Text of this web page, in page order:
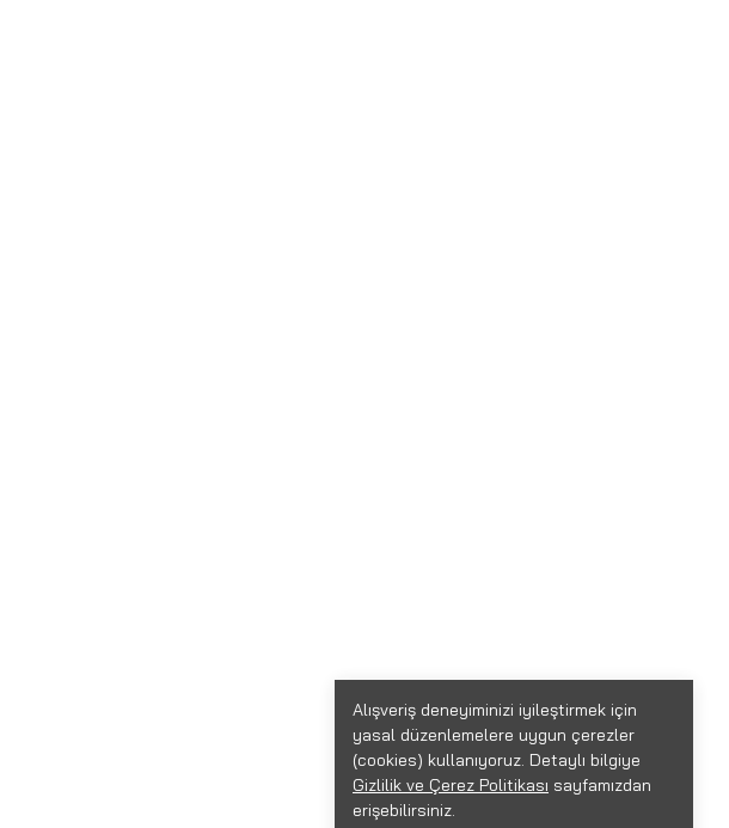
Alışveriş deneyiminizi iyileştirmek için
yasal düzenlemelere uygun çerezler
(cookies) kullanıyoruz. Detaylı bilgiye
Gizlilik ve Çerez Politikası sayfamızdan
erişebilirsiniz.